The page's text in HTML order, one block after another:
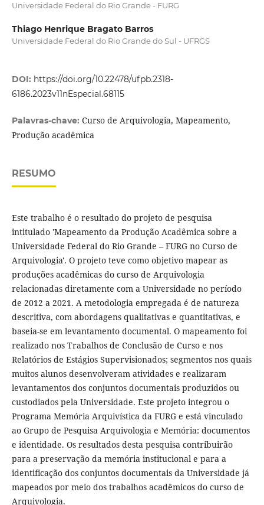
Universidade Federal do Rio Grande - FURG
Thiago Henrique Bragato Barros
Universidade Federal do Rio Grande do Sul - UFRGS
DOI: https://doi.org/10.22478/ufpb.2318-
6186.2023v11nEspecial.68115
Palavras-chave: Curso de Arquivologia, Mapeamento,
Produção acadêmica
RESUMO
Este trabalho é o resultado do projeto de pesquisa
intitulado 'Mapeamento da Produção Acadêmica sobre a
Universidade Federal do Rio Grande – FURG no Curso de
Arquivologia'. O projeto teve como objetivo mapear as
produções acadêmicas do curso de Arquivologia
relacionadas diretamente com a Universidade no período
de 2012 a 2021. A metodologia empregada é de natureza
descritiva, com abordagens qualitativas e quantitativas, e
baseia-se em levantamento documental. O mapeamento foi
realizado nos Trabalhos de Conclusão de Curso e nos
Relatórios de Estágios Supervisionados; segmentos nos quais
muitos alunos desenvolveram atividades e realizaram
levantamentos dos conjuntos documentais produzidos ou
custodiados pela Universidade. Este projeto integrou o
Programa Memória Arquivística da FURG e está vinculado
ao Grupo de Pesquisa Arquivologia e Memória: documentos
e identidade. Os resultados desta pesquisa contribuirão
para a preservação da memória institucional e para a
identificação dos conjuntos documentais da Universidade já
mapeados por meio dos trabalhos acadêmicos do curso de
Arquivologia.